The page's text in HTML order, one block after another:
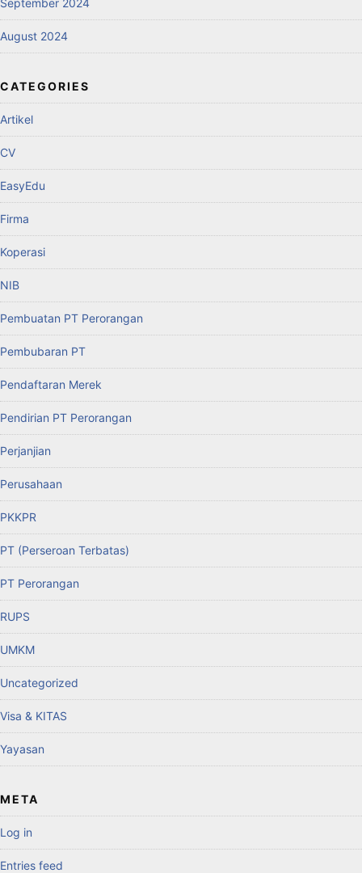
August 2024
CATEGORIES
Artikel
CV
EasyEdu
Firma
Koperasi
NIB
Pembuatan PT Perorangan
Pembubaran PT
Pendaftaran Merek
Pendirian PT Perorangan
Perjanjian
Perusahaan
PKKPR
PT (Perseroan Terbatas)
PT Perorangan
RUPS
UMKM
Uncategorized
Visa & KITAS
Yayasan
META
Log in
Entries feed